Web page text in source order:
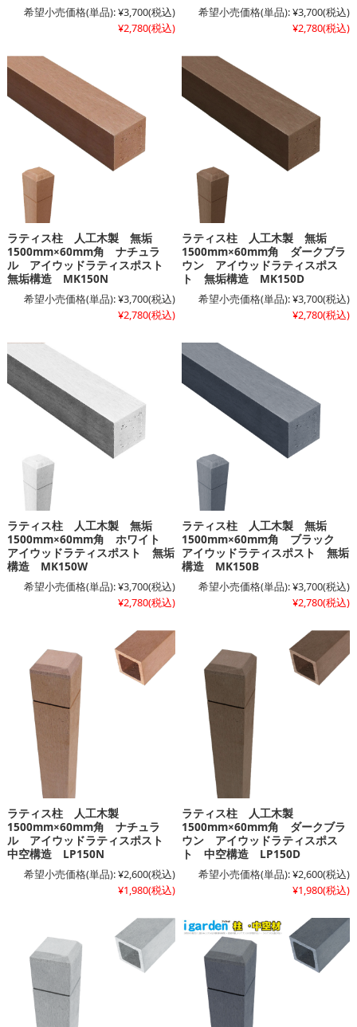
希望小売価格(単品):¥3,700(税込)
¥2,780(税込)
希望小売価格(単品):¥3,700(税込)
¥2,780(税込)
ラティス柱 人工木製 無垢
1500mm×60mm角 ナチュラ
ル アイウッドラティスポスト
無垢構造 MK150N
希望小売価格(単品):¥3,700(税込)
¥2,780(税込)
ラティス柱 人工木製 無垢
1500mm×60mm角 ダークブラ
ウン アイウッドラティスポス
ト 無垢構造 MK150D
希望小売価格(単品):¥3,700(税込)
¥2,780(税込)
ラティス柱 人工木製 無垢
1500mm×60mm角 ホワイト
アイウッドラティスポスト 無垢
構造 MK150W
希望小売価格(単品):¥3,700(税込)
¥2,780(税込)
ラティス柱 人工木製 無垢
1500mm×60mm角 ブラック
アイウッドラティスポスト 無垢
構造 MK150B
希望小売価格(単品):¥3,700(税込)
¥2,780(税込)
ラティス柱 人工木製
1500mm×60mm角 ナチュラ
ル アイウッドラティスポスト
中空構造 LP150N
希望小売価格(単品):¥2,600(税込)
¥1,980(税込)
ラティス柱 人工木製
1500mm×60mm角 ダークブラ
ウン アイウッドラティスポス
ト 中空構造 LP150D
希望小売価格(単品):¥2,600(税込)
¥1,980(税込)